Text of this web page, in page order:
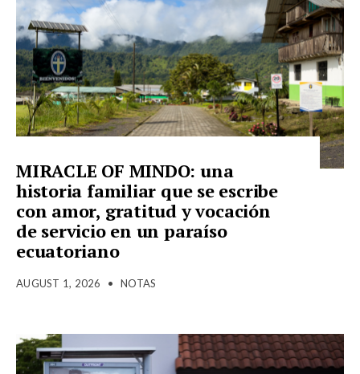
MIRACLE OF MINDO: una
historia familiar que se escribe
con amor, gratitud y vocación
de servicio en un paraíso
ecuatoriano
AUGUST 1, 2026 • NOTAS